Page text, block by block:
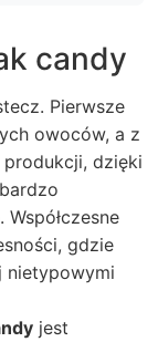
candy
Pierwsze
owoców, a z
produkcji, dzięki
gdzie
nietypowymi
jest